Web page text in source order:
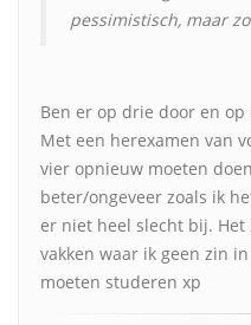
pessimistisch, maar
Ben er op drie door en
Met een herexamen van
vier opnieuw moeten
beter/ongeveer zoals ik
er niet heel slecht bij.
vakken waar ik geen zin
moeten studeren xp